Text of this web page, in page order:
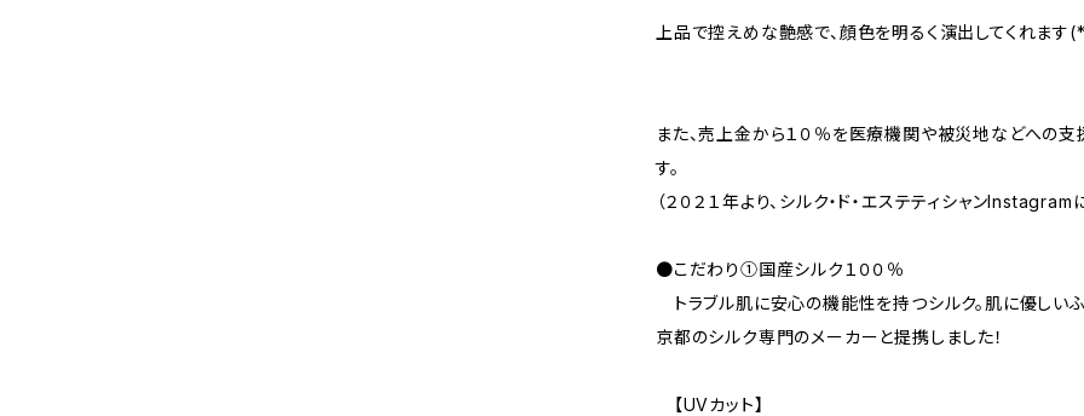
上品で控えめな艶感で、顔色を明るく演出してくれま
また、売上金から１０％を医療機関や被災地などへの
す。
（２０２１年より、シルク・ド・エステティシャンInstagram
●こだわり①国産シルク１００％
トラブル肌に安心の機能性を持つシルク。肌に優しい
京都のシルク専門のメーカーと提携しました！
【UVカット】